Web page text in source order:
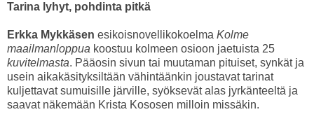
Tarina lyhyt, pohdinta pitkä
Erkka Mykkäsen esikoisnovellikokoelma Kolme
maailmanloppua koostuu kolmeen osioon jaetuista 25
kuvitelmasta. Pääosin sivun tai muutaman pituiset, synkät ja
usein aikakäsityksiltään vähintäänkin joustavat tarinat
kuljettavat sumuisille järville, syöksevät alas jyrkänteeltä ja
saavat näkemään Krista Kososen milloin missäkin.